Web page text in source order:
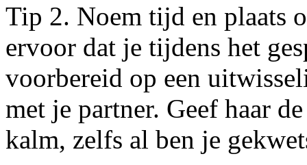
Tip 2. Noem tijd en plaats
ervoor dat je tijdens het
voorbereid op een
met je partner. Geef haar
kalm, zelfs al ben je